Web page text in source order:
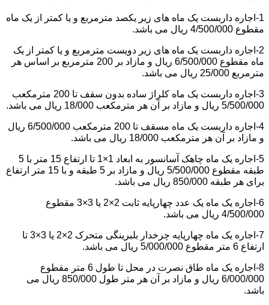
1-اجاره داربست یک ماه های زیر یکصد مترمربع و یا کمتر از یک ماه
مقطوع 4/500/000 ریال می باشد.
2-اجاره داربست یک ماه های زیر دویست مترمربع و یا کمتر از یک
ماه مقطوع 6/500/000 ریال و مازاد بر 200 مترمربع بر اساس هر
مترمربع 25/000 ریال می باشد.
3-اجاره داربست یک ماه کلراژ ساده بدون سقف تا 200 مترمکعب
5/500/000 ریال و مازاد بر آن هر مترمکعب 18/000 ریال می باشد.
4-اجاره داربست یک ماه مسقف تا 200 مترمکعب 6/500/000 ریال
و مازاد بر آن هر مترمکعب 18/000 ریال می باشد.
5-اجاره یک ماه چاهک آسانسور به ابعاد 1×1 تا ارتفاع 15 متر با 5
طبقه مقطوع 5/500/000 ریال و مازاد بر 5 طبقه و با 15 متر ارتفاع
برای هر طبقه 850/000 ریال می باشد.
6-اجاره یک ماه یک عدد چهارپایه ثابت 2×2 یا 3×3 مقطوع
4/500/000 ریال می باشد.
7-اجاره یک ماه چهارپایه چرخدار بلبرینگی متحرک 2×2 یا 3×3 تا
ارتفاع 6 متر مقطوع 5/000/000 ریال می باشد.
8-اجاره یک ماه طاق نصرت در محل تا طول 6 متر مقطوع
6/000/000 ریال و مازاد بر آن هر متر طول 850/000 ریال می
باشد.